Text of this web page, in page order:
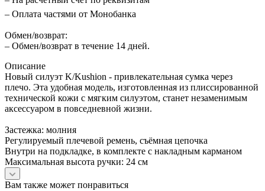
– Оплата частями от Монобанка
Обмен/возврат:
– Обмен/возврат в течение 14 дней.
Описание
Новый силуэт K/Kushion - привлекательная сумка через
плечо. Эта удобная модель, изготовленная из плиссированной
технической кожи с мягким силуэтом, станет незаменимым
аксессуаром в повседневной жизни.
Застежка: молния
Регулируемый плечевой ремень, съёмная цепочка
Внутри на подкладке, в комплекте c накладным карманом
Максимальная высота ручки: 24 см
Вам также может понравиться